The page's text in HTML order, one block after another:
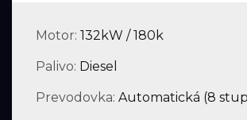
Motor: 132kW / 180k
Palivo: Diesel
Prevodovka: Automatická (8